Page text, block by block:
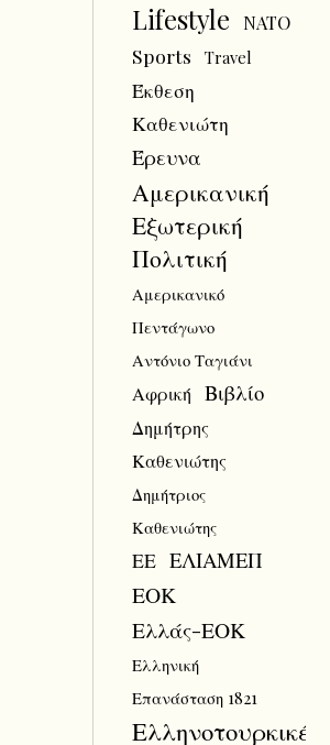
Lifestyle NATO
Sports Travel
Έκθεση
Καθενιώτη
Έρευνα
Αμερικανική
Εξωτερική
Πολιτική
Αμερικανικό
Πεντάγωνο
Αντόνιο Ταγιάνι
Αφρική Βιβλίο
Δημήτρης
Καθενιώτης
Δημήτριος
Καθενιώτης
ΕΕ ΕΛΙΑΜΕΠ
ΕΟΚ
Ελλάς-ΕΟΚ
Ελληνική
Επανάσταση 1821
Ελληνοτουρκικές